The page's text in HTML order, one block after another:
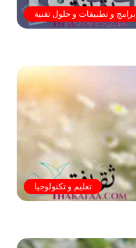
برامج و تطبيقات و حلول تقنية
تعليم و تكنولوجيا